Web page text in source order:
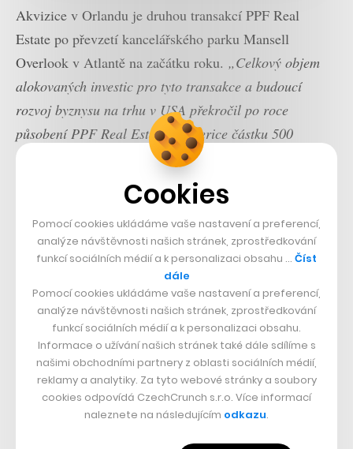
Akvizice v Orlandu je druhou transakcí PPF Real
Estate po převzetí kancelářského parku Mansell
Overlook v Atlantě na začátku roku. „Celkový objem
alokovaných investic pro tyto transakce a budoucí
rozvoj byznysu na trhu v USA překročil po roce
působení PPF Real Estate v Americe částku 500
milionů dolarů (přes 11 miliard korun – pozn. red.),“
Cookies
Pomocí cookies ukládáme vaše nastavení a preferencí,
analýze návštěvnosti našich stránek, zprostředkování
funkcí sociálních médií a k personalizaci obsahu … Číst
dále
Pomocí cookies ukládáme vaše nastavení a preferencí,
analýze návštěvnosti našich stránek, zprostředkování
funkcí sociálních médií a k personalizaci obsahu.
Informace o užívání našich stránek také dále sdílíme s
našimi obchodními partnery z oblasti sociálních médií,
reklamy a analytiky. Za tyto webové stránky a soubory
cookies odpovídá CzechCrunch s.r.o. Více informací
naleznete na následujícím odkazu.